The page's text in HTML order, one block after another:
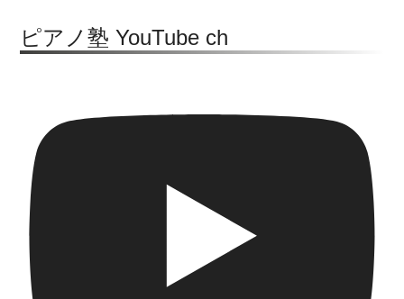
ピアノ塾 YouTube ch